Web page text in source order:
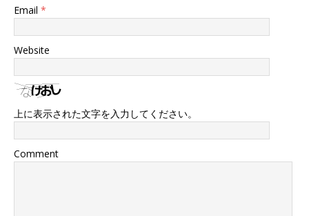
Email *
Website
上に表示された文字を入力してください。
Comment